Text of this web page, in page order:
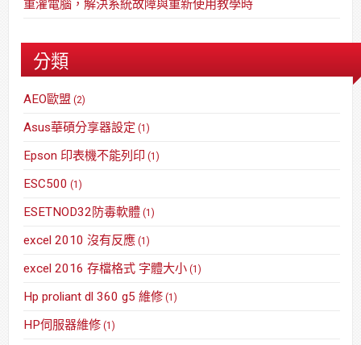
重灌電腦，解決系統故障與重新使用教學時
分類
AEO歐盟 (2)
Asus華碩分享器設定 (1)
Epson 印表機不能列印 (1)
ESC500 (1)
ESETNOD32防毒軟體 (1)
excel 2010 沒有反應 (1)
excel 2016 存檔格式 字體大小 (1)
Hp proliant dl 360 g5 維修 (1)
HP伺服器維修 (1)